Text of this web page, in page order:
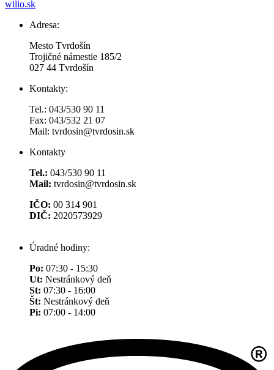
wilio.sk
Adresa:
Mesto Tvrdošín
Trojičné námestie 185/2
027 44 Tvrdošín
Kontakty:
Tel.: 043/530 90 11
Fax: 043/532 21 07
Mail: tvrdosin@tvrdosin.sk
Kontakty
Tel.: 043/530 90 11
Mail: tvrdosin@tvrdosin.sk
IČO: 00 314 901
DIČ: 2020573929
Úradné hodiny:
Po: 07:30 - 15:30
Ut: Nestránkový deň
St: 07:30 - 16:00
Št: Nestránkový deň
Pi: 07:00 - 14:00